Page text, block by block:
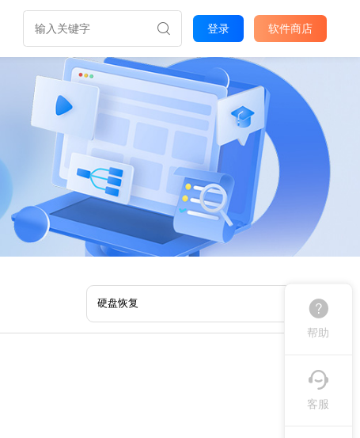
登录 软件商店
帮助
客服